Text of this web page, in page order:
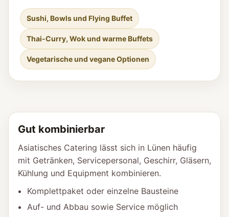
Sushi, Bowls und Flying Buffet
Thai-Curry, Wok und warme Buffets
Vegetarische und vegane Optionen
Gut kombinierbar
Asiatisches Catering lässt sich in Lünen häufig
mit Getränken, Servicepersonal, Geschirr, Gläsern,
Kühlung und Equipment kombinieren.
Komplettpaket oder einzelne Bausteine
Auf- und Abbau sowie Service möglich